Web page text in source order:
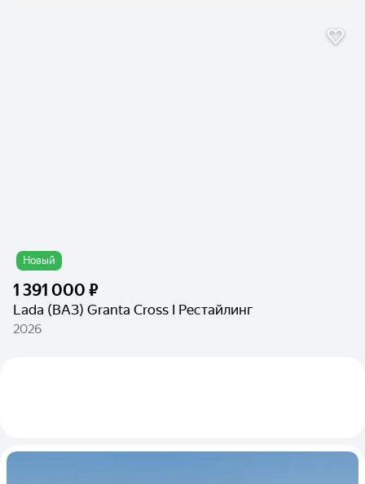
Новый
1 391 000 ₽
Lada (ВАЗ) Granta Cross I Рестайлинг
2026